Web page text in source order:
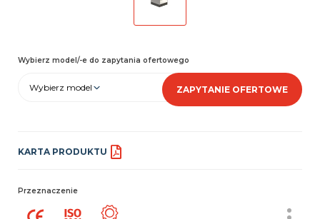
Wybierz model/-e do zapytania ofertowego
Wybierz model ZAPYTANIE OFERTOWE
KARTA PRODUKTU
Przeznaczenie